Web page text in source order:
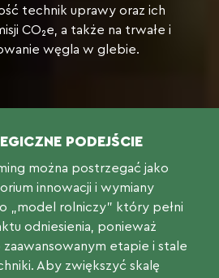
technik uprawy oraz ich
CO₂e, a także na trwałe i
węgla w glebie.
PODEJŚCIE
można postrzegać jako
innowacji i wymiany
„model rolniczy” który pełni
odniesienia, ponieważ
zaawansowanym etapie i stale
Aby zwiększyć skalę